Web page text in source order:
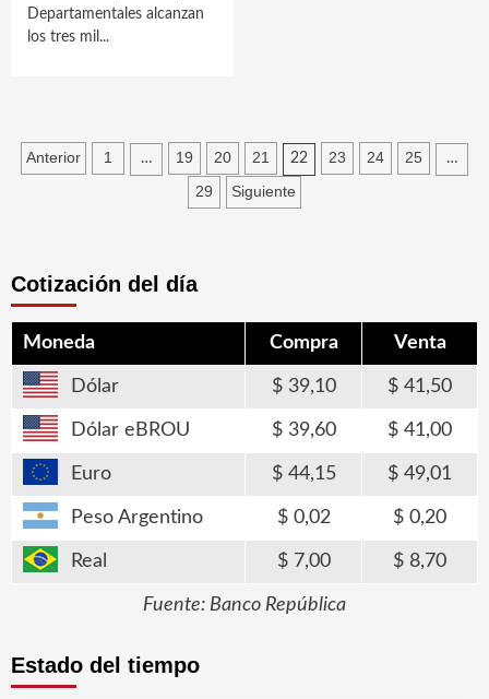
Departamentales alcanzan
los tres mil...
Paginación
Anterior 1 … 19 20 21 22 23 24 25 …
29 Siguiente
Cotización del día
Moneda Compra Venta
Dólar 39,10 41,50
Dólar eBROU 39,60 41,00
Euro 44,15 49,01
Peso Argentino 0,02 0,20
Real 7,00 8,70
Fuente: Banco República
Estado del tiempo